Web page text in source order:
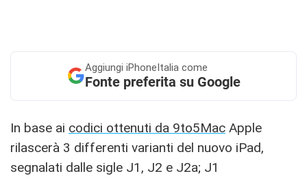
Aggiungi iPhoneItalia come
Fonte preferita su Google
In base ai codici ottenuti da 9to5Mac Apple
rilascerà 3 differenti varianti del nuovo iPad,
segnalati dalle sigle J1, J2 e J2a; J1